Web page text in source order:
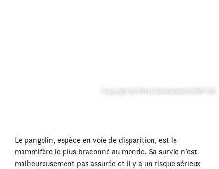
Copyright © Philip Goeltenboth/WWF-DE
Le pangolin, espèce en voie de disparition, est le
mammifère le plus braconné au monde. Sa survie n’est
malheureusement pas assurée et il y a un risque sérieux